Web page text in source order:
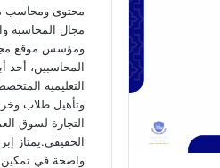
محتوى ومحاسب
مجال المحاسبة
ومؤسس موقع
المحاسبين، أحد
التعليمية
وتأهيل طلاب
التجارة لسوق
الحقيقي.يمتاز
واضحة في